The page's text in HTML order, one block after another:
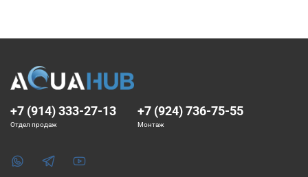
+7 (914) 333-27-13
Отдел продаж
+7 (924) 736-75-55
Монтаж